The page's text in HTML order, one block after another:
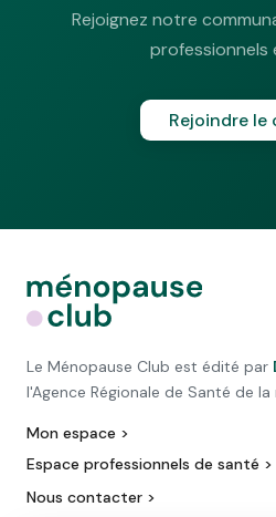
Rejoignez notre
professionnels
Rejoindre le
Le Ménopause Club est édité par
l'Agence Régionale de Santé de
Mon espace >
Espace professionnels de santé >
Nous contacter >